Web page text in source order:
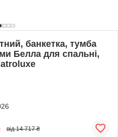
банкетка, тумба
Белла для спальні,
від 14 717 ₴